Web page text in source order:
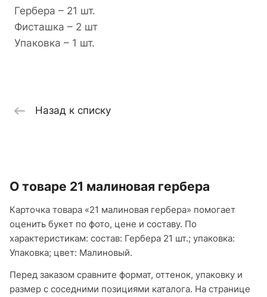
Гербера – 21 шт.
Фисташка – 2 шт
Упаковка – 1 шт.
Назад к списку
О товаре 21 малиновая гербера
Карточка товара «21 малиновая гербера» помогает
оценить букет по фото, цене и составу. По
характеристикам: состав: Гербера 21 шт.; упаковка:
Упаковка; цвет: Малиновый.
Перед заказом сравните формат, оттенок, упаковку и
размер с соседними позициями каталога. На странице